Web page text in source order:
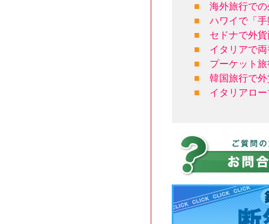
■
海外旅行で
■
ハワイで「
■
セドナで外
■
イタリアで
■
プーケット
■
韓国旅行で
■
イタリアロ